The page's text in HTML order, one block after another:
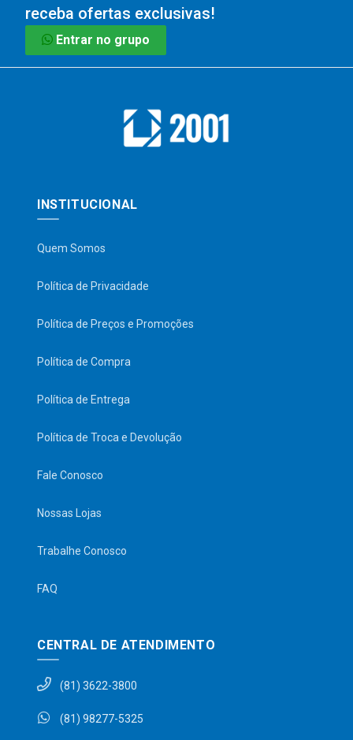
receba ofertas exclusivas!
Entrar no grupo
INSTITUCIONAL
Quem Somos
Política de Privacidade
Política de Preços e Promoções
Política de Compra
Política de Entrega
Política de Troca e Devolução
Fale Conosco
Nossas Lojas
Trabalhe Conosco
FAQ
CENTRAL DE ATENDIMENTO
(81) 3622-3800
(81) 98277-5325